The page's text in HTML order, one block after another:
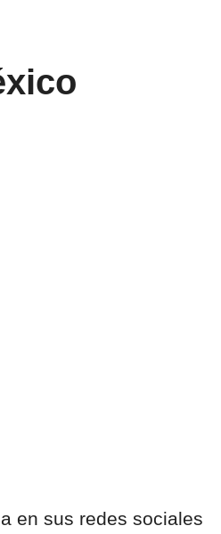
en sus redes sociales